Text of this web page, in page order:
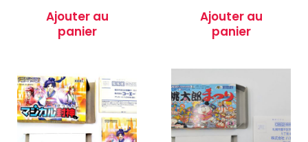
Ajouter au
panier
Ajouter au
panier